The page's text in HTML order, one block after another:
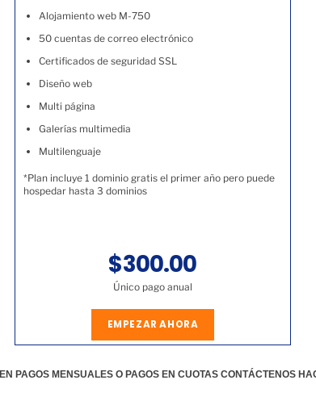
Alojamiento web M-750
50 cuentas de correo electrónico
Certificados de seguridad SSL
Diseño web
Multi página
Galerías multimedia
Multilenguaje
*Plan incluye 1 dominio gratis el primer año pero puede
hospedar hasta 3 dominios
$300.00
Único pago anual
EMPEZAR AHORA
PAGOS MENSUALES O PAGOS EN CUOTAS CONTÁCTENOS